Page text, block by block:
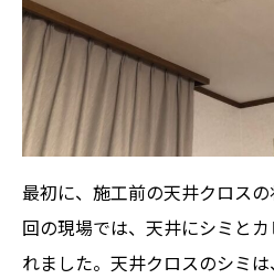
最初に、施工前の天井クロス
回の現場では、天井にシミと
れました。天井クロスのシミ